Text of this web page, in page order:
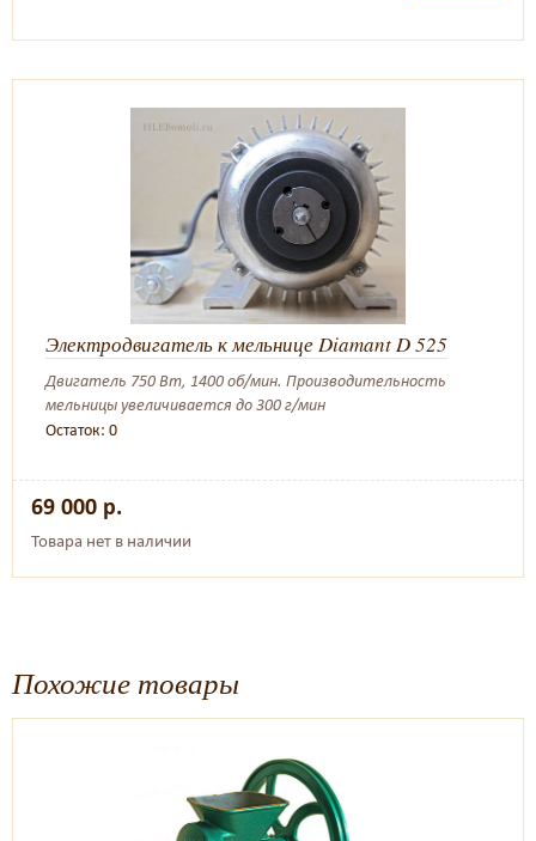
Электродвигатель к мельнице Diamant D 525
Двигатель 750 Вт, 1400 об/мин. Производительность
мельницы увеличивается до 300 г/мин
Остаток: 0
69 000 р.
Товара нет в наличии
Похожие товары